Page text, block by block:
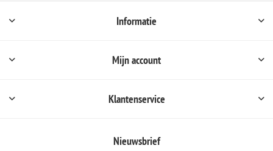
Informatie
Mijn account
Klantenservice
Nieuwsbrief